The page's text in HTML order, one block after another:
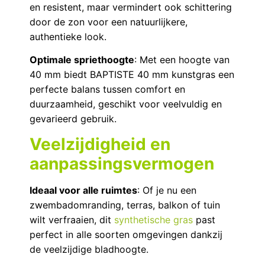
en resistent, maar vermindert ook schittering
door de zon voor een natuurlijkere,
authentieke look.
Optimale spriethoogte: Met een hoogte van
40 mm biedt BAPTISTE 40 mm kunstgras een
perfecte balans tussen comfort en
duurzaamheid, geschikt voor veelvuldig en
gevarieerd gebruik.
Veelzijdigheid en
aanpassingsvermogen
Ideaal voor alle ruimtes: Of je nu een
zwembadomranding, terras, balkon of tuin
wilt verfraaien, dit synthetische gras past
perfect in alle soorten omgevingen dankzij
de veelzijdige bladhoogte.